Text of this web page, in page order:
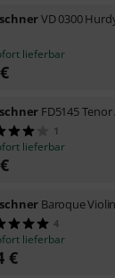
VD 0300
lieferbar
€
FD5145
1
lieferbar
€
Baroque
4
lieferbar
€